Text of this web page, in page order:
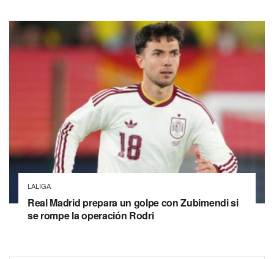
LALIGA
Real Madrid prepara un golpe con Zubimendi si
se rompe la operación Rodri